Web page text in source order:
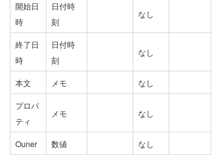
開始日
時
日付時
刻
なし
終了日
時
日付時
刻
なし
本文 メモ
なし
プロパ
ティ
メモ なし
Ouner 数値 なし